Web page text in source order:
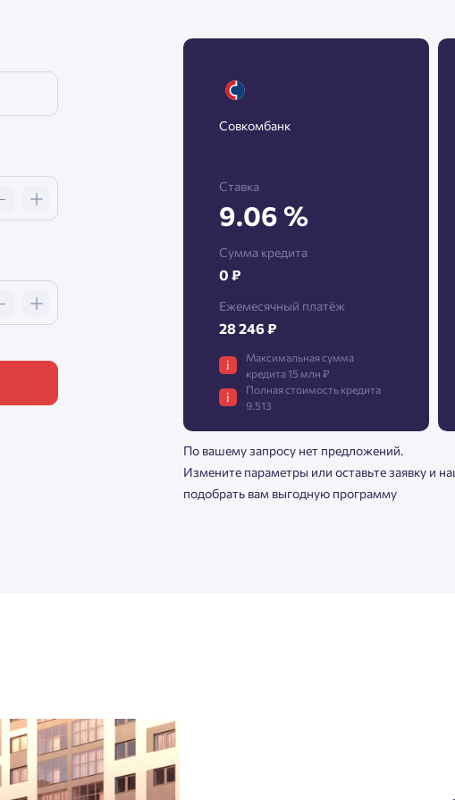
Совкомбанк
Ставка
9.06 %
Сумма кредита
0 ₽
Ежемесячный платёж
28 246 ₽
i
Максимальная сумма
кредита 15 млн ₽
i
Полная стоимость кредита
9.513
По вашему запросу нет предложений.
Измените параметры или оставьте заявку и
подобрать вам выгодную программу